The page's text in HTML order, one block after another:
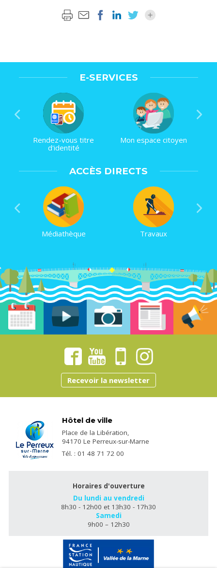
E-SERVICES
Rendez-vous titre
d'identité
Mon espace citoyen
ACCÈS DIRECTS
Médiathèque Travaux
Recevoir la newsletter
Hôtel de ville
Place de la Libération,
94170 Le Perreux-sur-Marne
Tél. : 01 48 71 72 00
Horaires d'ouverture
Du lundi au vendredi
8h30 - 12h00 et 13h30 - 17h30
Samedi
9h00 – 12h30